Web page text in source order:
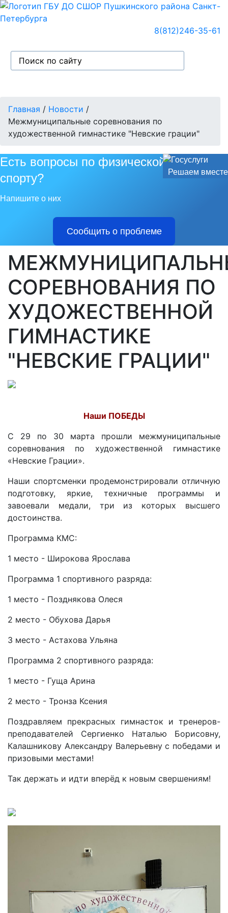
8(812)246-35-61
Главная / Новости /
Межмуниципальные соревнования по
художественной гимнастике "Невские грации"
Решаем вместе
Есть вопросы по физической культуре и
спорту?
Напишите о них
Сообщить о проблеме
СОРЕВНОВАНИЯ ПО
ХУДОЖЕСТВЕННОЙ
ГИМНАСТИКЕ
"НЕВСКИЕ ГРАЦИИ"
Наши ПОБЕДЫ
️С 29 по 30 марта прошли межмуниципальные
соревнования по художественной гимнастике
«Невские Грации».
Наши спортсменки продемонстрировали отличную
подготовку, яркие, техничные программы и
завоевали медали, три из которых высшего
достоинства.
Программа КМС:
1 место - Широкова Ярослава
Программа 1 спортивного разряда:
1 место - Позднякова Олеся
2 место - Обухова Дарья
3 место - Астахова Ульяна
Программа 2 спортивного разряда:
1 место - Гуща Арина
2 место - Тронза Ксения
Поздравляем прекрасных гимнасток и тренеров-
преподавателей Сергиенко Наталью Борисовну,
Калашникову Александру Валерьевну с победами и
призовыми местами!
Так держать и идти вперёд к новым свершениям!